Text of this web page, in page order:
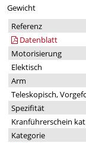
Gewicht
Referenz
Datenblatt
Motorisierung
Elektisch
Arm
Teleskopisch,
Spezifität
Kranführerschein
Kategorie